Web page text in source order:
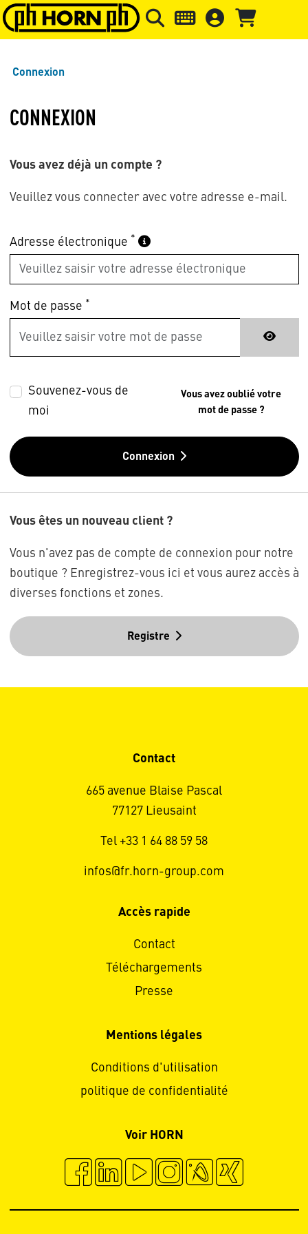
Skip to main content Passer à l'en-tête de la page
Connexion
CONNEXION
Vous avez déjà un compte ?
Veuillez vous connecter avec votre adresse e-mail.
Adresse électronique *
Mot de passe *
Souvenez-vous de
moi
Vous avez oublié votre
mot de passe ?
Connexion
Vous êtes un nouveau client ?
Vous n'avez pas de compte de connexion pour notre
boutique ? Enregistrez-vous ici et vous aurez accès à
diverses fonctions et zones.
Registre
Contact
665 avenue Blaise Pascal
77127 Lieusaint
Tel +33 1 64 88 59 58
infos@fr.horn-group.com
Accès rapide
Contact
Téléchargements
Presse
Mentions légales
Conditions d'utilisation
politique de confidentialité
Voir HORN